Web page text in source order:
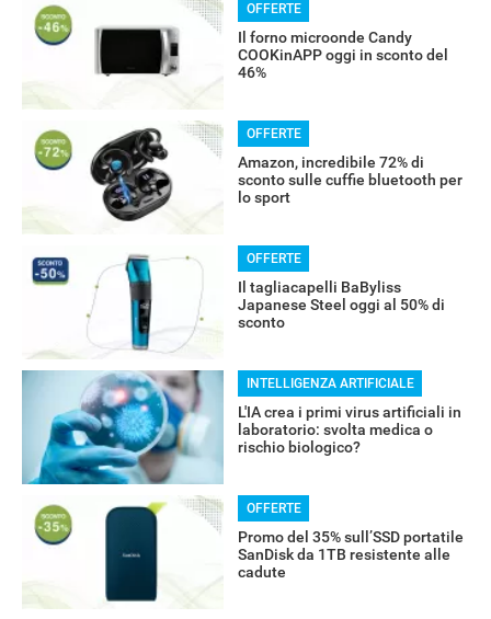
RECENSIONI
OFFERTE
Il forno microonde Candy
COOKinAPP oggi in sconto del
46%
OFFERTE
Amazon, incredibile 72% di
sconto sulle cuffie bluetooth per
lo sport
OFFERTE
Il tagliacapelli BaByliss
Japanese Steel oggi al 50% di
sconto
INTELLIGENZA ARTIFICIALE
L'IA crea i primi virus artificiali in
laboratorio: svolta medica o
rischio biologico?
OFFERTE
Promo del 35% sull’SSD portatile
SanDisk da 1TB resistente alle
cadute